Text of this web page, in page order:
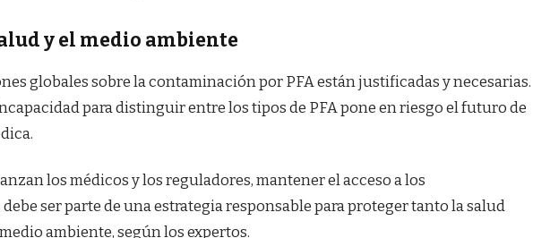
y el medio ambiente
globales sobre la contaminación por PFA están justificadas y necesarias.
para distinguir entre los tipos de PFA pone en riesgo el futuro de
los médicos y los reguladores, mantener el acceso a los
ser parte de una estrategia responsable para proteger tanto la salud
ambiente, según los expertos.